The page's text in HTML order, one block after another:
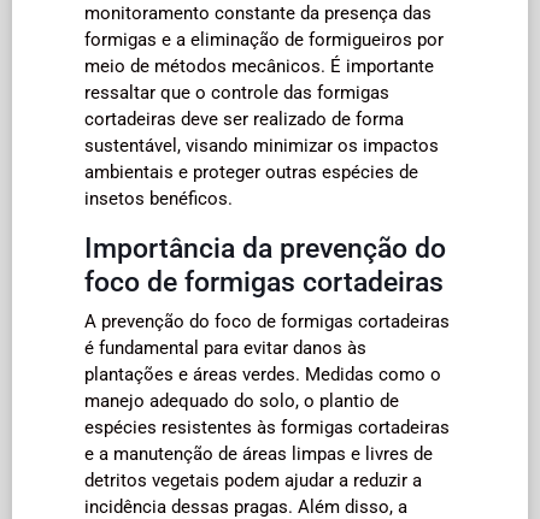
monitoramento constante da presença das
formigas e a eliminação de formigueiros por
meio de métodos mecânicos. É importante
ressaltar que o controle das formigas
cortadeiras deve ser realizado de forma
sustentável, visando minimizar os impactos
ambientais e proteger outras espécies de
insetos benéficos.
Importância da prevenção do
foco de formigas cortadeiras
A prevenção do foco de formigas cortadeiras
é fundamental para evitar danos às
plantações e áreas verdes. Medidas como o
manejo adequado do solo, o plantio de
espécies resistentes às formigas cortadeiras
e a manutenção de áreas limpas e livres de
detritos vegetais podem ajudar a reduzir a
incidência dessas pragas. Além disso, a